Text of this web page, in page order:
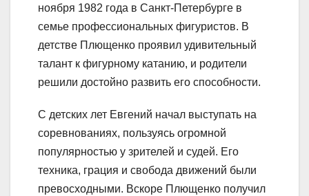
ноября 1982 года в Санкт-Петербурге в
семье профессиональных фигуристов. В
детстве Плющенко проявил удивительный
талант к фигурному катанию, и родители
решили достойно развить его способности.
С детских лет Евгений начал выступать на
соревнованиях, пользуясь огромной
популярностью у зрителей и судей. Его
техника, грация и свобода движений были
превосходными. Вскоре Плющенко получил